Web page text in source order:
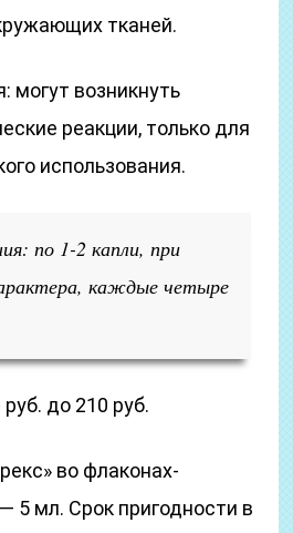
тканей.
могут возникнуть
реакции, только для
использования.
по 1-2 капли, при
каждые четыре
до 210 руб.
во флаконах-
5 мл. Срок пригодности в